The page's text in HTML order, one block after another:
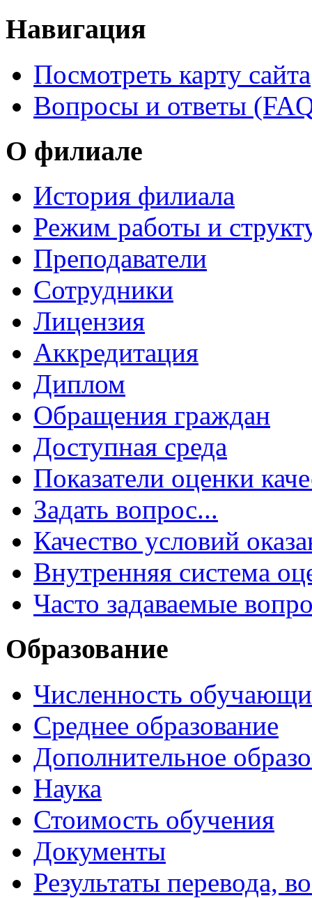
Навигация
Посмотреть карту сайта
Вопросы и ответы
О филиале
История филиала
Режим работы и
Преподаватели
Сотрудники
Лицензия
Аккредитация
Диплом
Обращения граждан
Доступная среда
Показатели оценки
Задать вопрос...
Качество условий
Внутренняя система
Часто задаваемые
Образование
Численность
Среднее образование
Дополнительное
Наука
Стоимость обучения
Документы
Результаты перевода,